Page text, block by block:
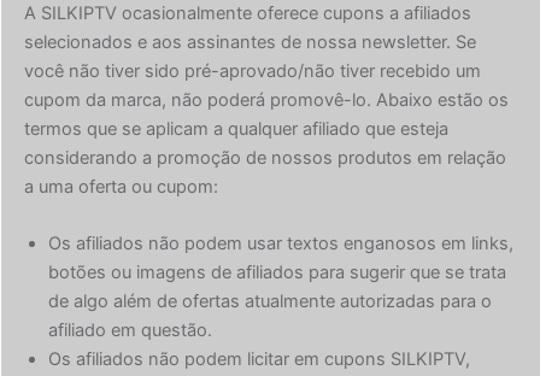
A SILKIPTV ocasionalmente oferece cupons a afiliados
selecionados e aos assinantes de nossa newsletter. Se
você não tiver sido pré-aprovado/não tiver recebido um
cupom da marca, não poderá promovê-lo. Abaixo estão os
termos que se aplicam a qualquer afiliado que esteja
considerando a promoção de nossos produtos em relação
a uma oferta ou cupom:
Os afiliados não podem usar textos enganosos em links,
botões ou imagens de afiliados para sugerir que se trata
de algo além de ofertas atualmente autorizadas para o
afiliado em questão.
Os afiliados não podem licitar em cupons SILKIPTV,